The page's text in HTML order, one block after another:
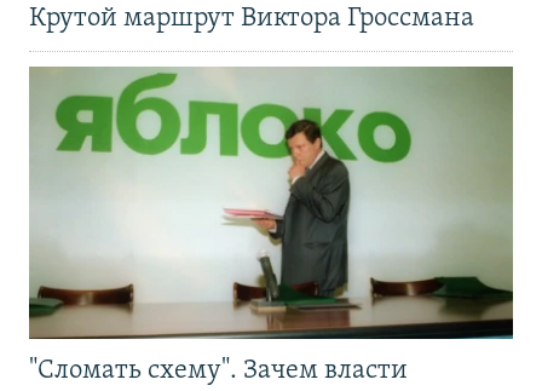
Крутой маршрут Виктора Гроссмана
"Сломать схему". Зачем власти